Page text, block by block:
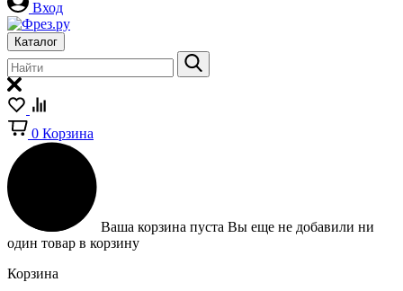
Вход
Каталог
0 Корзина
Ваша корзина пуста Вы еще не добавили ни
один товар в корзину
Корзина